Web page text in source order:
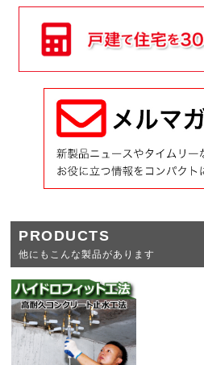
PRODUCTS
他にもこんな製品があります